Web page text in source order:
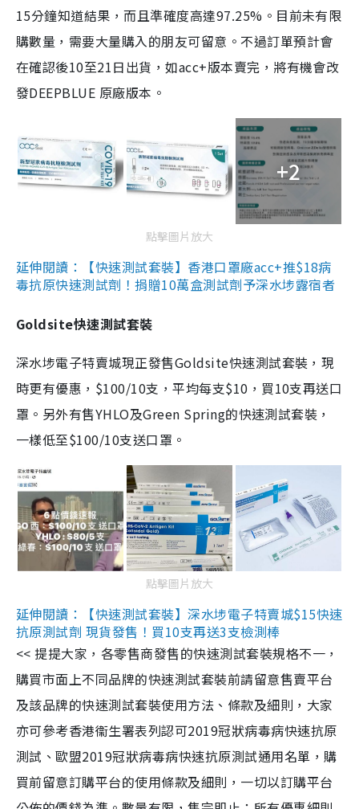
15分鐘知道結果，而且準確度高達97.25%。目前未有限
購數量，需要大量購入的朋友可留意。不過訂單預計會
在確認後10至21日出貨，如acc+版本賣完，將有機會改
發DEEPBLUE 原廠版本。
+2
點擊圖片放大
延伸閱讀：【快速測試套裝】香港口罩廠acc+推$18病
毒抗原快速測試劑！捐贈10萬盒測試劑予深水埗露宿者
Goldsite快速測試套裝
深水埗電子特賣城現正發售Goldsite快速測試套裝，現
時更有優惠，$100/10支，平均每支$10，買10支再送口
罩。另外有售YHLO及Green Spring的快速測試套裝，
一樣低至$100/10支送口罩。
點擊圖片放大
延伸閱讀：【快速測試套裝】深水埗電子特賣城$15快速
抗原測試劑 現貨發售！買10支再送3支檢測棒
<< 提提大家，各零售商發售的快速測試套裝規格不一，
購買市面上不同品牌的快速測試套裝前請留意售賣平台
及該品牌的快速測試套裝使用方法、條款及細則，大家
亦可參考香港衞生署表列認可2019冠狀病毒病快速抗原
測試、歐盟2019冠狀病毒病快速抗原測試通用名單，購
買前留意訂購平台的使用條款及細則，一切以訂購平台